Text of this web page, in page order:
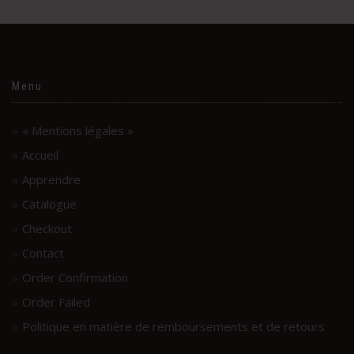
Menu
« Mentions légales »
Accueil
Apprendre
Catalogue
Checkout
Contact
Order Confirmation
Order Failed
Politique en matière de remboursements et de retours